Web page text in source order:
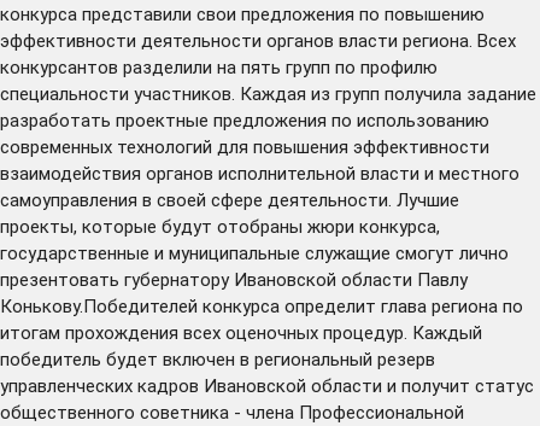
конкурса представили свои предложения по повышению
эффективности деятельности органов власти региона. Всех
конкурсантов разделили на пять групп по профилю
специальности участников. Каждая из групп получила задание
разработать проектные предложения по использованию
современных технологий для повышения эффективности
взаимодействия органов исполнительной власти и местного
самоуправления в своей сфере деятельности. Лучшие
проекты, которые будут отобраны жюри конкурса,
государственные и муниципальные служащие смогут лично
презентовать губернатору Ивановской области Павлу
Конькову.Победителей конкурса определит глава региона по
итогам прохождения всех оценочных процедур. Каждый
победитель будет включен в региональный резерв
управленческих кадров Ивановской области и получит статус
общественного советника - члена Профессиональной